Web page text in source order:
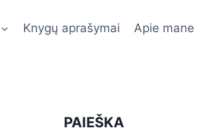
Knygų aprašymai Apie mane
PAIEŠKA